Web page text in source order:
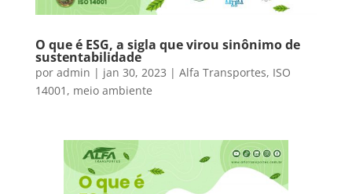
O que é ESG, a sigla que virou sinônimo de
sustentabilidade
por admin | jan 30, 2023 | Alfa Transportes, ISO
14001 , meio ambiente